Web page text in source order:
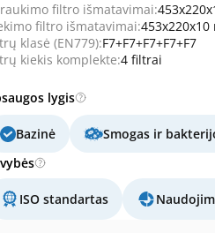
filtro išmatavimai:
filtro išmatavimai:453x220x10
klasė (EN779):F7+F7+F7+F7+F7
kiekis komplekte:4 filtrai
lygis
Bazinė Smogas ir
ISO standartas